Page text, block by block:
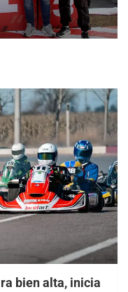
bien alta, inicia